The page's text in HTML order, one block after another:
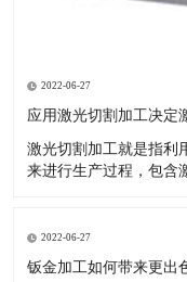
2022-06-27
应用激光切割加工决定
激光切割加工就是指利
来进行生产过程，包含
光切割成形生产塑胶产
工不用模具
2022-06-27
钣金加工如何带来更出